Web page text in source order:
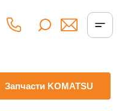
Запчасти KOMATSU